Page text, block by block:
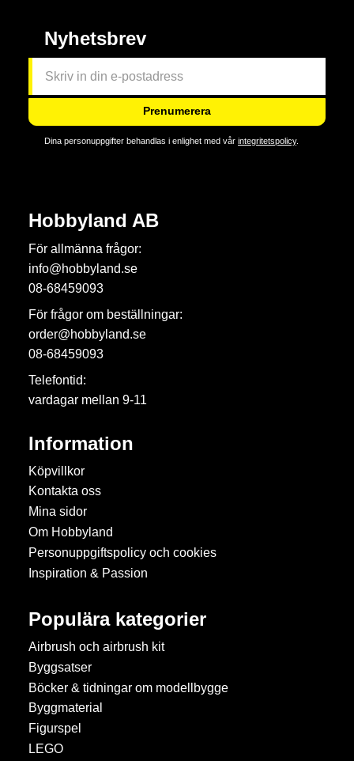
Nyhetsbrev
Prenumerera
Dina personuppgifter behandlas i enlighet med vår integritetspolicy.
Hobbyland AB
För allmänna frågor:
info@hobbyland.se
08-68459093
För frågor om beställningar:
order@hobbyland.se
08-68459093
Telefontid:
vardagar mellan 9-11
Information
Köpvillkor
Kontakta oss
Mina sidor
Om Hobbyland
Personuppgiftspolicy och cookies
Inspiration & Passion
Populära kategorier
Airbrush och airbrush kit
Byggsatser
Böcker & tidningar om modellbygge
Byggmaterial
Figurspel
LEGO